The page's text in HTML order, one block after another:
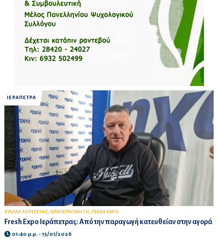
ΙΕΡΑΠΕΤΡΑ
ΣΥΛΛΑΣ ΛΟΥΤΣΕΤΗΣ, ΙΕΡΑΠΕΤΡΙΤΙΚΗ ΓΗ , FRESH EXPO
Fresh Expo Ιεράπετρας: Από την παραγωγή κατευθείαν στην αγορά
01:40 μ.μ. - 15/01/2026